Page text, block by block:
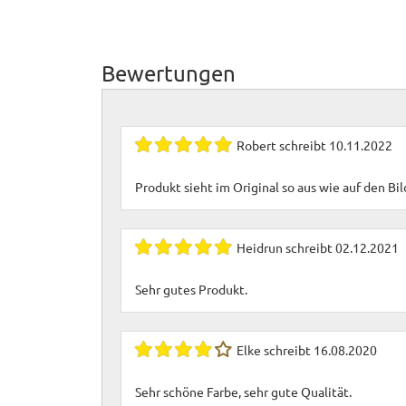
Bewertungen
Robert schreibt 10.11.2022
Produkt sieht im Original so aus wie auf den
Heidrun schreibt 02.12.2021
Sehr gutes Produkt.
Elke schreibt 16.08.2020
Sehr schöne Farbe, sehr gute Qualität.